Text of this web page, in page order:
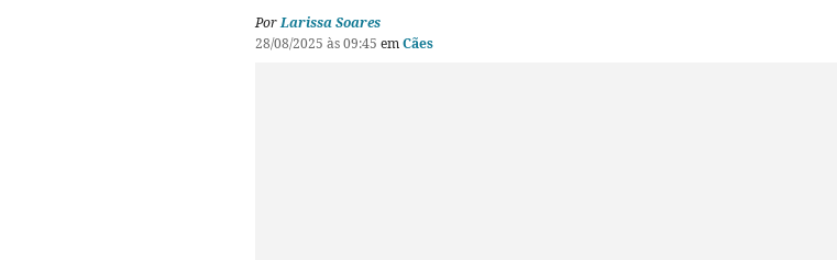
PorLarissa Soares
28/08/2025 às 09:45 emCães